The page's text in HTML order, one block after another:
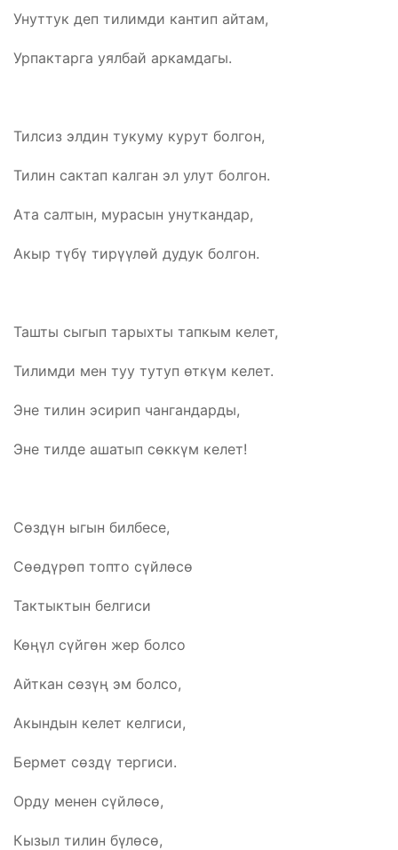
Унуттук деп тилимди кантип айтам,
Урпактарга уялбай аркамдагы.
Тилсиз элдин тукуму курут болгон,
Тилин сактап калган эл улут болгон.
Ата салтын, мурасын унуткандар,
Акыр түбү тирүүлөй дудук болгон.
Ташты сыгып тарыхты тапкым келет,
Тилимди мен туу тутуп өткүм келет.
Эне тилин эсирип чангандарды,
Эне тилде ашатып сөккүм келет!
Сөздүн ыгын билбесе,
Сөөдүрөп топто сүйлөсө
Тактыктын белгиси
Көңүл сүйгөн жер болсо
Айткан сөзүң эм болсо,
Акындын келет келгиси,
Бермет сөздү тергиси.
Орду менен сүйлөсө,
Кызыл тилин бүлөсө,